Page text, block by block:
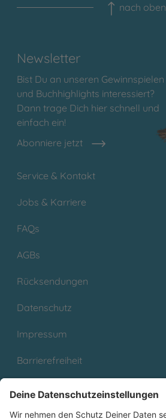
nach oben
Newsletter
Bist Du an unseren Gewinnspielen
und Buchhighlights interessiert?
Dann trage Dich hier schnell und
einfach ein!
Abonniere jetzt
Service & Kontakt
Jobs & Karriere
FAQs
AGBs
Rücksendungen
Datenschutz
Impressum
Barrierefreiheit
Partnerprogramm (Affiliate)